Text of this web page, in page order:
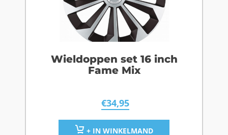
Wieldoppen set 16 inch
Fame Mix
€34,95
+ IN WINKELMAND